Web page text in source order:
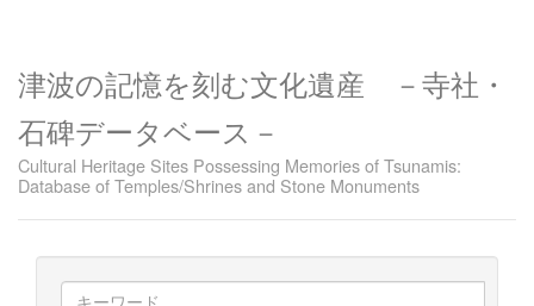
津波の記憶を刻む文化遺産 －寺社・
石碑データベース－
Cultural Heritage Sites Possessing Memories of Tsunamis:
Database of Temples/Shrines and Stone Monuments